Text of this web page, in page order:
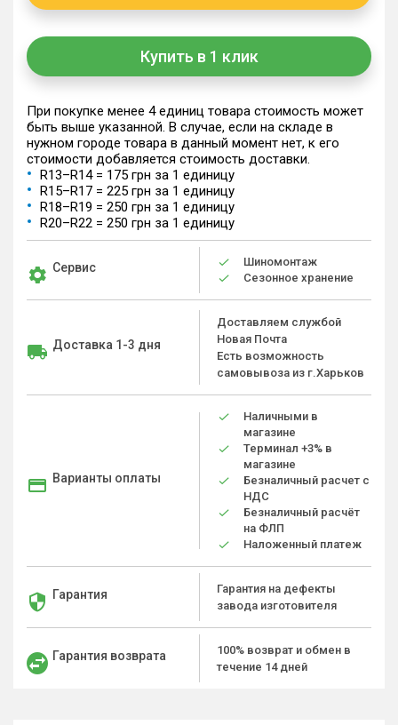
Купить в 1 клик
При покупке менее 4 единиц товара стоимость может
быть выше указанной. В случае, если на складе в
нужном городе товара в данный момент нет, к его
стоимости добавляется стоимость доставки.
R13–R14 = 175 грн за 1 единицу
R15–R17 = 225 грн за 1 единицу
R18–R19 = 250 грн за 1 единицу
R20–R22 = 250 грн за 1 единицу
Сервис
Шиномонтаж
Сезонное хранение
Доставка 1-3 дня
Доставляем службой
Новая Почта
Есть возможность
самовывоза из г.Харьков
Варианты оплаты
Наличными в
магазине
Терминал +3% в
магазине
Безналичный расчет с
НДС
Безналичный расчёт
на ФЛП
Наложенный платеж
Гарантия
Гарантия на дефекты
завода изготовителя
Гарантия возврата
100% возврат и обмен в
течение 14 дней